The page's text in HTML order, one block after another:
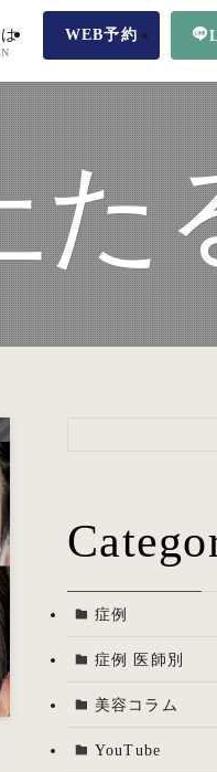
WEB予約
た
症例
症例 医師別
美容コラム
YouTube